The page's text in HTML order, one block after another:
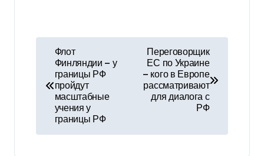
Флот
Финляндии — у
границы РФ
пройдут
масштабные
учения у
границы РФ
Переговорщик
ЕС по Украине
— кого в Европе
рассматривают
для диалога с
РФ